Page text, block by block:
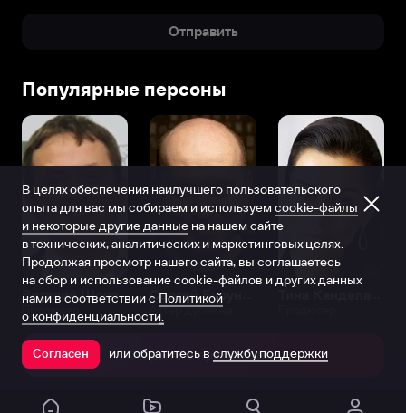
Отправить
Популярные персоны
Виталий Шляппо
Продюсер Актёр дубляжа
Открыть в приложении
В целях обеспечения наилучшего пользовательского
опыта для вас мы собираем и используем cookie-файлы
и некоторые другие данные на нашем сайте
в технических, аналитических и маркетинговых целях.
Продолжая просмотр нашего сайта, вы соглашаетесь
на сбор и использование cookie-файлов и других данных
нами в соответствии с Политикой
о конфиденциальности.
Согласен или обратитесь в службу поддержки